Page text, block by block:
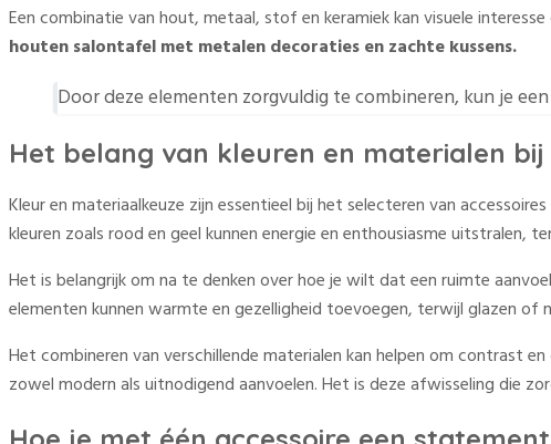
Een combinatie van hout, metaal, stof en keramiek kan visuele
houten salontafel met metalen decoraties en zachte kussens.
Door deze elementen zorgvuldig te combineren, kun je
Het belang van kleuren en materialen bij
Kleur en materiaalkeuze zijn essentieel bij het selecteren van
kleuren zoals rood en geel kunnen energie en enthousiasme uitstralen,
Het is belangrijk om na te denken over hoe je wilt dat een ruimte
elementen kunnen warmte en gezelligheid toevoegen, terwijl glazen of
Het combineren van verschillende materialen kan helpen om contrast
zowel modern als uitnodigend aanvoelen. Het is deze afwisseling die